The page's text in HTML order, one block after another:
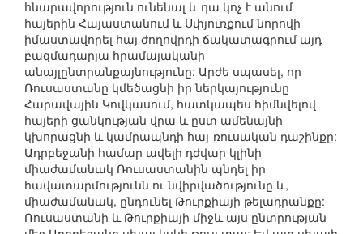
հնարավորություն ունենալ և դա կոչ է անում
հայերին Հայաստանում և Սփյուռքում նորովի
իմաստավորել հայ ժողովրդի ճակատագրում այդ
բազմադարյա հրամայականի
անայլընտրանքայնությունը: Արժե սպասել, որ
Ռուսաստանը կմեծացնի իր ներկայությունը
Հարավային Կովկասում, հատկապես հիմնվելով
հայերի ցանկության վրա և ըստ ամենայնի
կխորացնի և կամրապնդի հայ-ռուսական դաշինքը:
Ադրբեջանի համար ավելի դժվար կլինի
միաժամանակ Ռուսաստանին պնդել իր
հավատարմությունն ու նվիրվածությունը և,
միաժամանակ, ընդունել Թուրքիայի թելադրանքը:
Ռուսաստանի և Թուրքիայի միջև այս ընտրության